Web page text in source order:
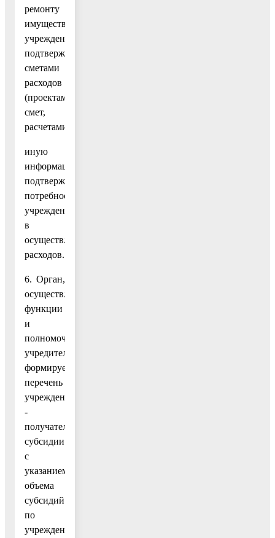
ремонту
имущества
учреждения,
подтверждаемую
сметами
расходов
(проектами
смет,
расчетами);
иную
информацию,
подтверждающую
потребность
учреждения
в
осуществлении
расходов.
6. Орган,
осуществляющий
функции
и
полномочия
учредителя,
формирует
перечень
учреждений
-
получателей
субсидии
с
указанием
объема
субсидий
по
учреждениям